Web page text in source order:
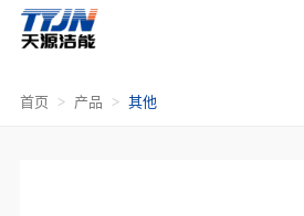
首页 产品 其他